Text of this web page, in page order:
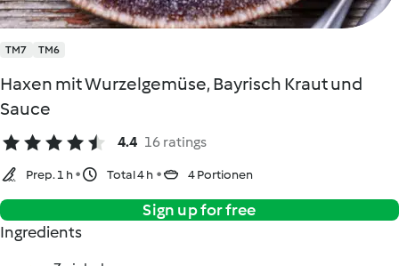
TM7 TM6
Haxen mit Wurzelgemüse, Bayrisch Kraut und
Sauce
4.4 16 ratings
Prep. 1 h Total 4 h 4 Portionen
Sign up for free
Ingredients